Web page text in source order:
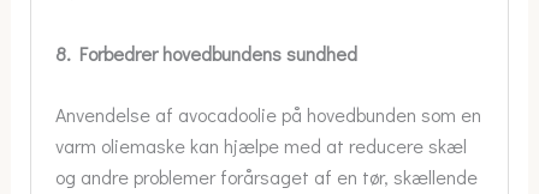
8. Forbedrer hovedbundens sundhed
Anvendelse af avocadoolie på hovedbunden som en
varm oliemaske kan hjælpe med at reducere skæl
og andre problemer forårsaget af en tør, skællende